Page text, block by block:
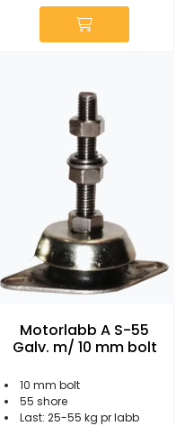
Motorlabb A S-55
Galv. m/ 10 mm bolt
10 mm bolt
55 shore
Last: 25-55 kg pr labb